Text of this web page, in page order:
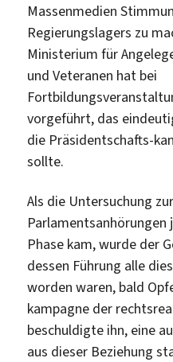
Massenmedien
Regierungslagers zu
Ministerium für
und Veteranen hat bei
vorgeführt, das
die Präsidentschafts-
sollte.
Als die Untersuchung
Parlamentsanhörungen
Phase kam, wurde der
dessen Führung alle
worden waren, bald
kampagne der
beschuldigte ihn, eine
aus dieser Beziehung